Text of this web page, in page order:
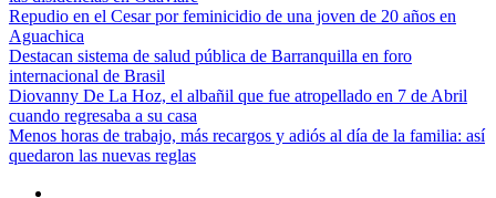
Repudio en el Cesar por feminicidio de una joven de 20 años en
Aguachica
Destacan sistema de salud pública de Barranquilla en foro
internacional de Brasil
Diovanny De La Hoz, el albañil que fue atropellado en 7 de Abril
cuando regresaba a su casa
Menos horas de trabajo, más recargos y adiós al día de la familia: así
quedaron las nuevas reglas